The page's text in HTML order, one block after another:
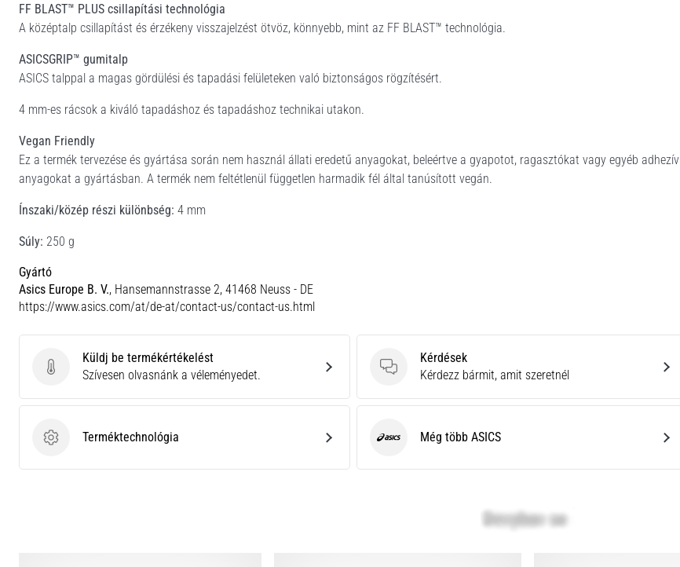
FF BLAST™ PLUS csillapítási technológia
A középtalp csillapítást és érzékeny visszajelzést ötvöz, könnyebb, mint az FF BLAST™ technológia.
ASICSGRIP™ gumitalp
ASICS talppal a magas gördülési és tapadási felületeken való biztonságos rögzítésért.
4 mm-es rácsok a kiváló tapadáshoz és tapadáshoz technikai utakon.
Vegan Friendly
Ez a termék tervezése és gyártása során nem használ állati eredetű anyagokat, beleértve a gyapotot, ragasztókat vagy egyéb adhezív
anyagokat a gyártásban. A termék nem feltétlenül független harmadik fél által tanúsított vegán.
Ínszaki/közép részi különbség: 4 mm
Súly: 250 g
Gyártó
Asics Europe B. V., Hansemannstrasse 2, 41468 Neuss - DE
https://www.asics.com/at/de-at/contact-us/contact-us.html
Küldj be termékértékelést
Küldj be termékértékelést
Szívesen olvasnánk a véleményedet.
Kérdések
Kérdések
Kérdezz bármit, amit szeretnél
Terméktechnológia
Terméktechnológia ASICS Még több ASICS